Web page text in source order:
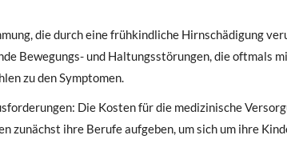
die durch eine frühkindliche Hirnschädigung
Bewegungs- und Haltungsstörungen, die oftmals
zu den Symptomen.
Die Kosten für die medizinische
zunächst ihre Berufe aufgeben, um sich um ihre